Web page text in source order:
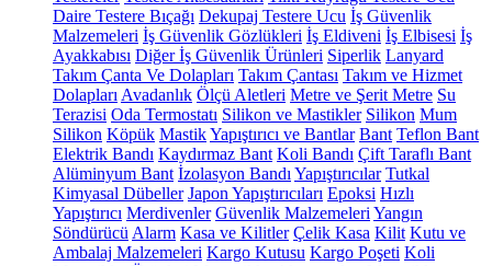
Daire Testere Bıçağı Dekupaj Testere Ucu İş Güvenlik
Malzemeleri İş Güvenlik Gözlükleri İş Eldiveni İş Elbisesi İş
Ayakkabısı Diğer İş Güvenlik Ürünleri Siperlik Lanyard
Takım Çanta Ve Dolapları Takım Çantası Takım ve Hizmet
Dolapları Avadanlık Ölçü Aletleri Metre ve Şerit Metre Su
Terazisi Oda Termostatı Silikon ve Mastikler Silikon Mum
Silikon Köpük MastikYapıştırıcı ve Bantlar Bant Teflon Bant
Elektrik Bandı Kaydırmaz Bant Koli Bandı Çift Taraflı Bant
Alüminyum Bant İzolasyon Bandı Yapıştırıcılar Tutkal
Kimyasal Dübeller Japon Yapıştırıcıları Epoksi Hızlı
Yapıştırıcı Merdivenler Güvenlik Malzemeleri Yangın
Söndürücü Alarm Kasa ve Kilitler Çelik Kasa Kilit Kutu ve
Ambalaj Malzemeleri Kargo Kutusu Kargo Poşeti Koli